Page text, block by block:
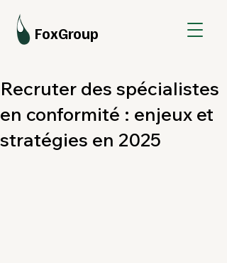
FoxGroup
Recruter des spécialistes
en conformité : enjeux et
stratégies en 2025